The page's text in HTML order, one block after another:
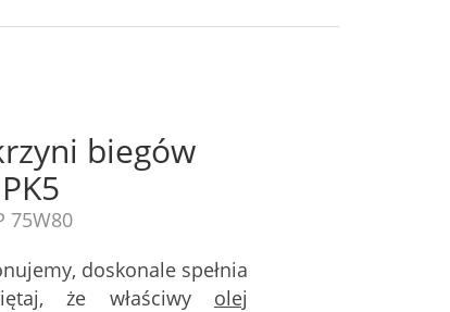
biegów
75W80
doskonale spełnia
że właściwy olej